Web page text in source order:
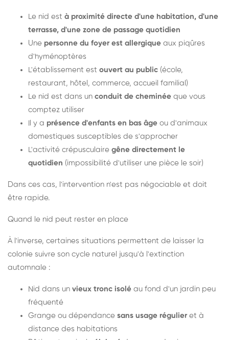
Le nid est à proximité directe d'une habitation, d'une
terrasse, d'une zone de passage quotidien
Une personne du foyer est allergique aux piqûres
d'hyménoptères
L'établissement est ouvert au public (école,
restaurant, hôtel, commerce, accueil familial)
Le nid est dans un conduit de cheminée que vous
comptez utiliser
Il y a présence d'enfants en bas âge ou d'animaux
domestiques susceptibles de s'approcher
L'activité crépusculaire gêne directement le
quotidien (impossibilité d'utiliser une pièce le soir)
Dans ces cas, l'intervention n'est pas négociable et doit
être rapide.
Quand le nid peut rester en place
À l'inverse, certaines situations permettent de laisser la
colonie suivre son cycle naturel jusqu'à l'extinction
automnale :
Nid dans un vieux tronc isolé au fond d'un jardin peu
fréquenté
Grange ou dépendance sans usage régulier et à
distance des habitations